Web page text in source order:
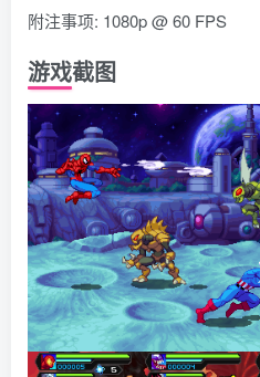
附注事项: 1080p @ 60 FPS
游戏截图